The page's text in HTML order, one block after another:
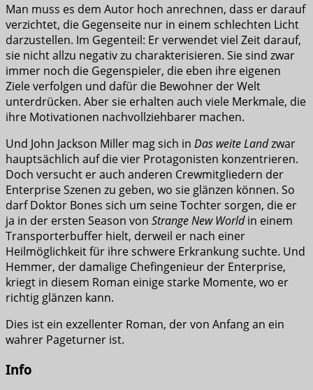
Man muss es dem Autor hoch anrechnen, dass er darauf
verzichtet, die Gegenseite nur in einem schlechten Licht
darzustellen. Im Gegenteil: Er verwendet viel Zeit darauf,
sie nicht allzu negativ zu charakterisieren. Sie sind zwar
immer noch die Gegenspieler, die eben ihre eigenen
Ziele verfolgen und dafür die Bewohner der Welt
unterdrücken. Aber sie erhalten auch viele Merkmale, die
ihre Motivationen nachvollziehbarer machen.
Und John Jackson Miller mag sich in Das weite Landzwar
hauptsächlich auf die vier Protagonisten konzentrieren.
Doch versucht er auch anderen Crewmitgliedern der
Enterprise Szenen zu geben, wo sie glänzen können. So
darf Doktor Bones sich um seine Tochter sorgen, die er
ja in der ersten Season von Strange New Worldin einem
Transporterbuffer hielt, derweil er nach einer
Heilmöglichkeit für ihre schwere Erkrankung suchte. Und
Hemmer, der damalige Chefingenieur der Enterprise,
kriegt in diesem Roman einige starke Momente, wo er
richtig glänzen kann.
Dies ist ein exzellenter Roman, der von Anfang an ein
wahrer Pageturner ist.
Info